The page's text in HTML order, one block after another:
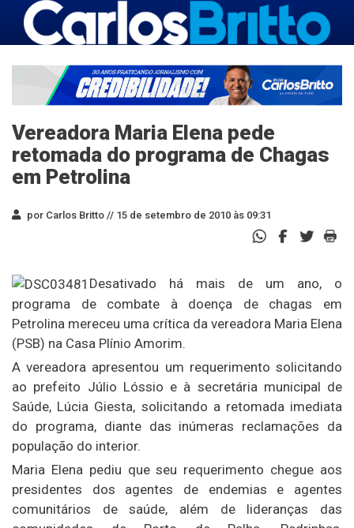
Vereadora Maria Elena pede
retomada do programa de Chagas
em Petrolina
por Carlos Britto // 15 de setembro de 2010 às 09:31
Desativado há mais de um ano, o
programa de combate à doença de chagas em
Petrolina mereceu uma crítica da vereadora Maria Elena
(PSB) na Casa Plínio Amorim.
A vereadora apresentou um requerimento solicitando
ao prefeito Júlio Lóssio e à secretária municipal de
Saúde, Lúcia Giesta, solicitando a retomada imediata
do programa, diante das inúmeras reclamações da
população do interior.
Maria Elena pediu que seu requerimento chegue aos
presidentes dos agentes de endemias e agentes
comunitários de saúde, além de lideranças das